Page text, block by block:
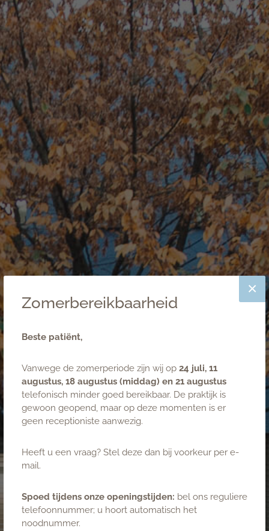
Zomerbereikbaarheid
Beste patiënt,
Vanwege de zomerperiode zijn wij op 24 juli, 11
augustus, 18 augustus (middag) en 21 augustus
telefonisch minder goed bereikbaar. De praktijk is
gewoon geopend, maar op deze momenten is er
geen receptioniste aanwezig.
Heeft u een vraag? Stel deze dan bij voorkeur per e-
mail.
Spoed tijdens onze openingstijden: bel ons reguliere
telefoonnummer; u hoort automatisch het
noodnummer.
×
0347 - 32 82 62
info@tandenplus.nl
Spoed avond/weekend
deskundigheid
Wij streven ernaar om kwalitatief hoogstaande